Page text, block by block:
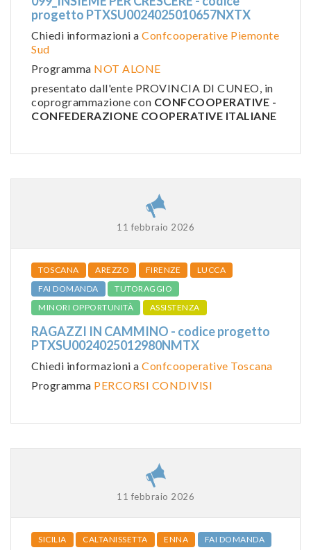
progetto PTXSU0024025010657NXTX
Chiedi informazioni a Confcooperative Piemonte
Sud
Programma NOT ALONE
presentato dall'ente PROVINCIA DI CUNEO, in
coprogrammazione con CONFCOOPERATIVE -
CONFEDERAZIONE COOPERATIVE ITALIANE
11 febbraio 2026
TOSCANA AREZZO FIRENZE
LUCCA
FAI DOMANDA
TUTORAGGIO
MINORI OPPORTUNITÀ
ASSISTENZA
RAGAZZI IN CAMMINO - codice progetto
PTXSU0024025012980NMTX
Chiedi informazioni a Confcooperative Toscana
Programma PERCORSI CONDIVISI
11 febbraio 2026
SICILIA CALTANISSETTA ENNA
FAI DOMANDA